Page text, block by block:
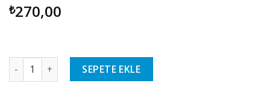
₺270,00
Duvar Kağıtları 5m² - 9 adet
SEPETE EKLE